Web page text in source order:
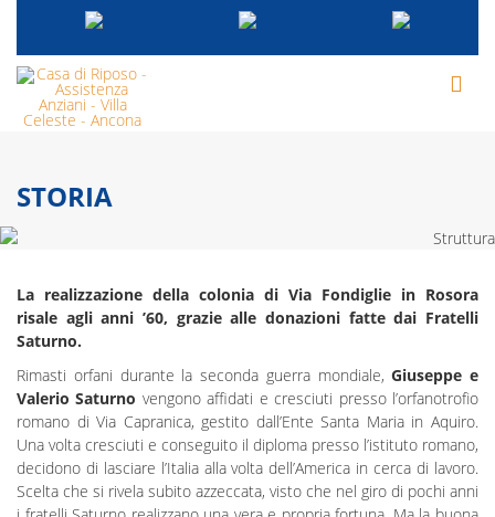
STORIA
La realizzazione della colonia di Via Fondiglie in Rosora
risale agli anni ’60, grazie alle donazioni fatte dai Fratelli
Saturno.
Rimasti orfani durante la seconda guerra mondiale,Giuseppe e
Valerio Saturno vengono affidati e cresciuti presso l’orfanotrofio
romano di Via Capranica, gestito dall’Ente Santa Maria in Aquiro.
Una volta cresciuti e conseguito il diploma presso l’istituto romano,
decidono di lasciare l’Italia alla volta dell’America in cerca di lavoro.
Scelta che si rivela subito azzeccata, visto che nel giro di pochi anni